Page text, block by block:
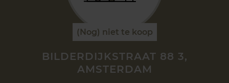
(Nog) niet te koop
BILDERDIJKSTRAAT 88 3,
AMSTERDAM